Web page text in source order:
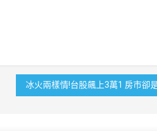
冰火兩樣情!台股飆上3萬1 房市卻